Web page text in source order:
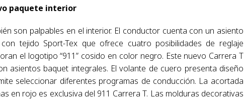
paquete interior
son palpables en el interior. El conductor cuenta con un asiento
tejido Sport-Tex que ofrece cuatro posibilidades de reglaje
el logotipo “911” cosido en color negro. Este nuevo Carrera T
asientos baquet integrales. El volante de cuero presenta diseño
seleccionar diferentes programas de conducción. La acortada
en rojo es exclusiva del 911 Carrera T. Las molduras decorativas